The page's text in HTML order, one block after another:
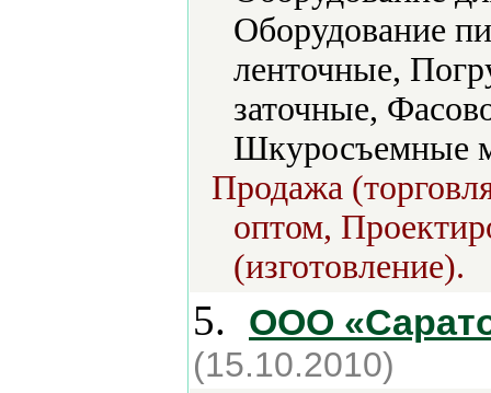
Оборудование
ленточные,
заточные,
Шкуросъемные
Продажа
оптом,
(изготовление).
5. ООО
(15.10.2010)